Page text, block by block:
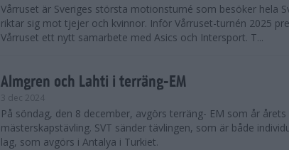
Vårruset är Sveriges största motionsturné som besöker hela
riktar sig mot tjejer och kvinnor. Inför Vårruset-turnén 2025
Vårruset ett nytt samarbete med Asics och Intersport. T...
Almgren och Lahti i terräng-EM
3 dec 2024
På söndag, den 8 december, avgörs terräng- EM som år årets
mästerskapstävling. SVT sänder tävlingen, som är både
lag, som avgörs i Antalya i Turkiet.